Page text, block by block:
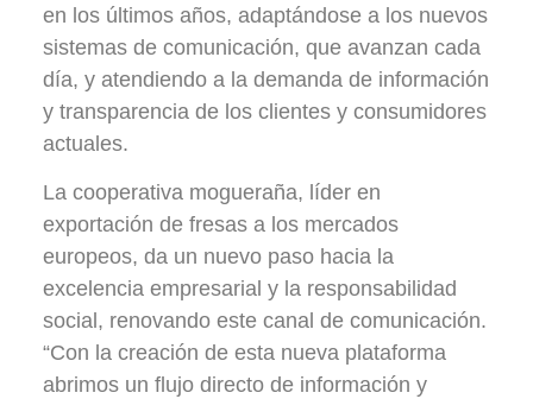
en los últimos años, adaptándose a los nuevos
sistemas de comunicación, que avanzan cada
día, y atendiendo a la demanda de información
y transparencia de los clientes y consumidores
actuales.
La cooperativa mogueraña, líder en
exportación de fresas a los mercados
europeos, da un nuevo paso hacia la
excelencia empresarial y la responsabilidad
social, renovando este canal de comunicación.
“Con la creación de esta nueva plataforma
abrimos un flujo directo de información y